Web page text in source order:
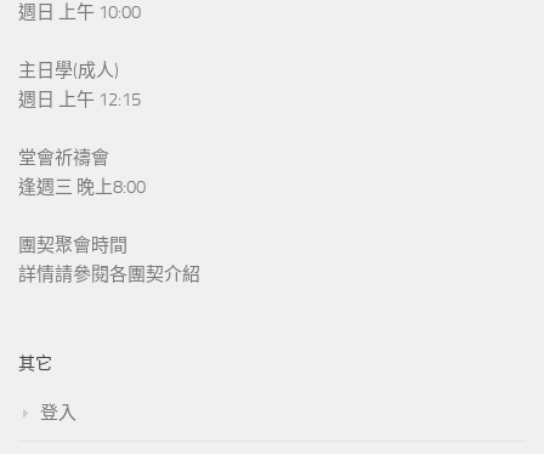
週日 上午 10:00
主日學(成人)
週日 上午 12:15
堂會祈禱會
逢週三 晚上8:00
團契聚會時間
詳情請參閱各團契介紹
其它
登入